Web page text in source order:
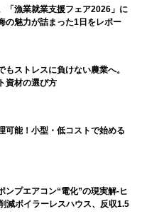
「漁業就業支援フェア2026」に
の魅力が詰まった1日をレポー
ストレスに負けない農業へ。
資材の選び方
可能！小型・低コストで始める
ンプエアコン“電化”の現実解-ヒ
減ボイラーレスハウス、反収1.5